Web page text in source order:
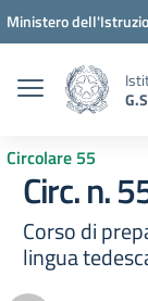
Vai ai contenuti
Vai al menu di
Vai al footer
Ministero
Circolare 55
Circ. n.
Corso di
lingua